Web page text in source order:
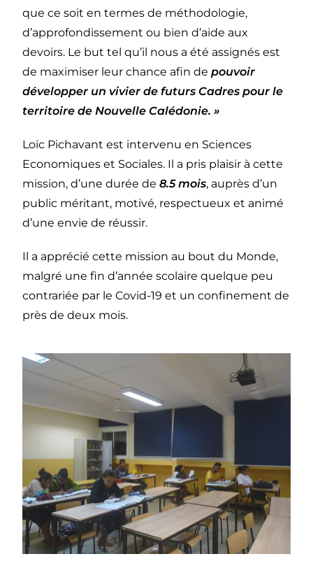
que ce soit en termes de méthodologie,
d’approfondissement ou bien d’aide aux
devoirs. Le but tel qu’il nous a été assignés est
de maximiser leur chance afin depouvoir
développer un vivier de futurs Cadres pour le
territoire de Nouvelle Calédonie. »
Loïc Pichavant est intervenu en Sciences
Economiques et Sociales. Il a pris plaisir à cette
mission, d’une durée de8.5 mois, auprès d’un
public méritant, motivé, respectueux et animé
d’une envie de réussir.
Il a apprécié cette mission au bout du Monde,
malgré une fin d’année scolaire quelque peu
contrariée par le Covid-19 et un confinement de
près de deux mois.